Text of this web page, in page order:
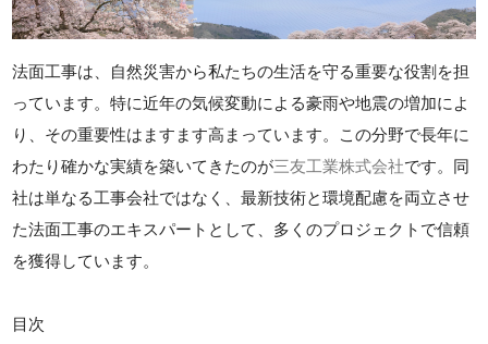
法面工事は、自然災害から私たちの生活を守る重要な役割を担
っています。特に近年の気候変動による豪雨や地震の増加によ
り、その重要性はますます高まっています。この分野で長年に
わたり確かな実績を築いてきたのが三友工業株式会社です。同
社は単なる工事会社ではなく、最新技術と環境配慮を両立させ
た法面工事のエキスパートとして、多くのプロジェクトで信頼
を獲得しています。
目次